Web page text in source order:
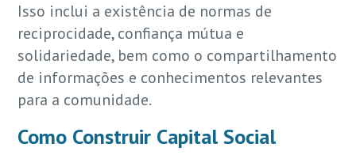
Isso inclui a existência de normas de
reciprocidade, confiança mútua e
solidariedade, bem como o compartilhamento
de informações e conhecimentos relevantes
para a comunidade.
Como Construir Capital Social